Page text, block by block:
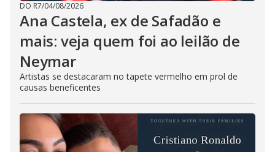
DO R7/04/08/2026
Ana Castela, ex de Safadão e
mais: veja quem foi ao leilão de
Neymar
Artistas se destacaram no tapete vermelho em prol de
causas beneficentes